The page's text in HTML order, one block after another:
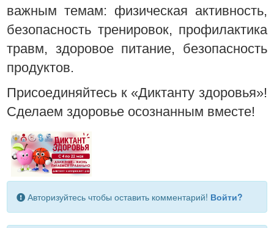
важным темам: физическая активность,
безопасность тренировок, профилактика
травм, здоровое питание, безопасность
продуктов.
Присоединяйтесь к «Диктанту здоровья»!
Сделаем здоровье осознанным вместе!
Авторизуйтесь чтобы оставить комментарий! Войти?